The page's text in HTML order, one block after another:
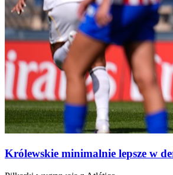
Królewskie minimalnie lepsze w